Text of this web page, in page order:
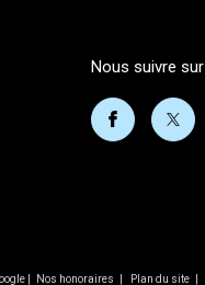
nous suivre sur
| Nos honoraires Plan du site